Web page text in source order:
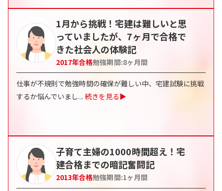
1月から挑戦！宅建は難しいと思
っていましたが、7ヶ月で合格で
きた社会人の体験記
2017年合格勉強期間:8ヶ月間
仕事が不規則で勉強時間の確保が難しい中、宅建試験に挑戦
するか悩んでいまし... 続きを見る▶
子育て主婦の1000時間超え！宅
建合格までの暗記奮闘記
2013年合格勉強期間:1ヶ月間